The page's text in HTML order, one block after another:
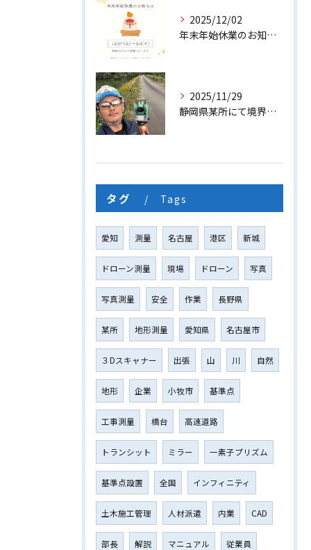
2025/12/02
年末年始休業のお知らせ
2025/11/29
静岡県某所にて境界線測量を行いました
タグ Tags
愛知 測量 名古屋 港区 新城
ドローン測量 現場 ドローン 写真
写真測量 安全 作業 長野県
某所 地形測量 愛知県 名古屋市
３Dスキャナー 出張 山 川 自然
地形 企業 小牧市 基準点
工事測量 橋台 高速道路
トランシット ミラー 一素子プリズム
基準点設置 全国 インフィニティ
土木施工管理 人材派遣 内業 CAD
部長 解説 マニュアル 従業員